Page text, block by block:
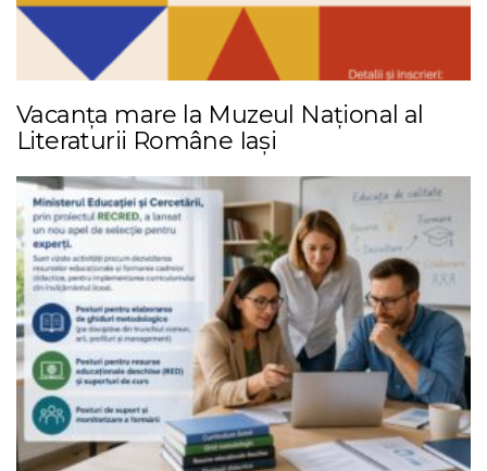
Vacanța mare la Muzeul Național al
Literaturii Române Iași